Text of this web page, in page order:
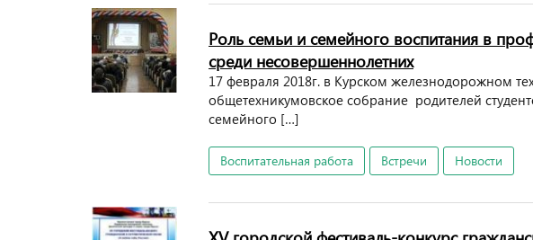
Роль семьи и семейного воспитания в
среди несовершеннолетних
17 февраля 2018г. в Курском железнодорожном
общетехникумовское собрание родителей
семейного […]
Воспитательная работа Встречи Новости